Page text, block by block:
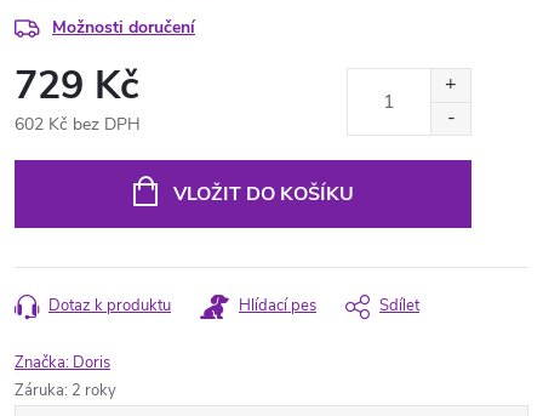
Možnosti doručení
729 Kč
602 Kč bez DPH
VLOŽIT DO KOŠÍKU
Dotaz k produktu Hlídací pes Sdílet
Značka: Doris
Záruka: 2 roky